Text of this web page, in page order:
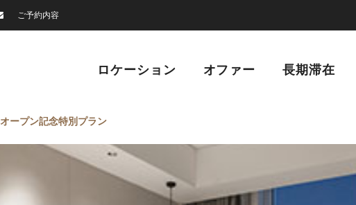
ご予約内容
ロケーション オファー 長期滞在
オープン記念特別プラン